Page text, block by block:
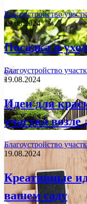
Благоустройство
19.08.2024
Посадка и
Благоустройство
19.08.2024
Идеи для
участка возле
Благоустройство
19.08.2024
Креативные
вашем саду